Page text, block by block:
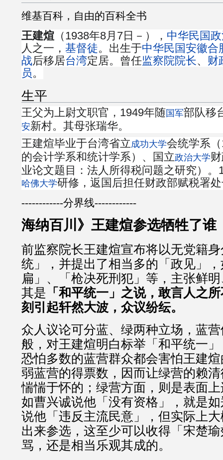
维基百科，自由的百科全书
王建煊 （1938年8月7日－）， 中华民国
人之一， 基督徒。出生于中华民国安徽合
战后移居台湾定居。曾任监察院院长、 财
员。
生平
王父为上尉文职官，1949年随国军部队移
安新村。其母张瑞华。
王建煊毕业于台湾省立 成功大学会统学系
的会计学系和统计学系）、国立政治大学
业论文题目：法人所得税问题之研究）。
哈佛大学研修，返国后担任财政部赋税署
------------分界线------------
海纳百川》王建煊参选牺牲了谁
前监察院长王建煊宣布将以无党籍
统」，并提出了相当多的「政见」
扁」、「枪决死刑犯」等，主张鲜
其是 「和平统一」之说，敢言人之
刻引起轩然大波，众议纷纭。
众人议论可分蓝、绿两种立场，蓝
般，对王建煊明白标举「和平统一
恐怕多数的蓝营群众都会害怕王建
弱蓝营的得票数，因而让绿营的赖
惴惴于怀的；绿营方面，则是表面
如曹兴诚说他「没有资格」，就是
说他「违反主流民意」，但实际上
出来参选，这至少可以收得「宋楚
骂，还是相当乐观其成的。